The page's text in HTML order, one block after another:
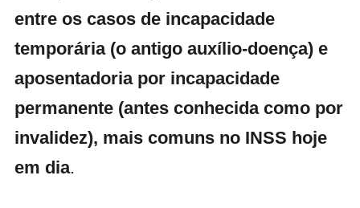
entre os casos de incapacidade
temporária (o antigo auxílio-doença) e
aposentadoria por incapacidade
permanente (antes conhecida como por
invalidez), mais comuns no INSS hoje
em dia.